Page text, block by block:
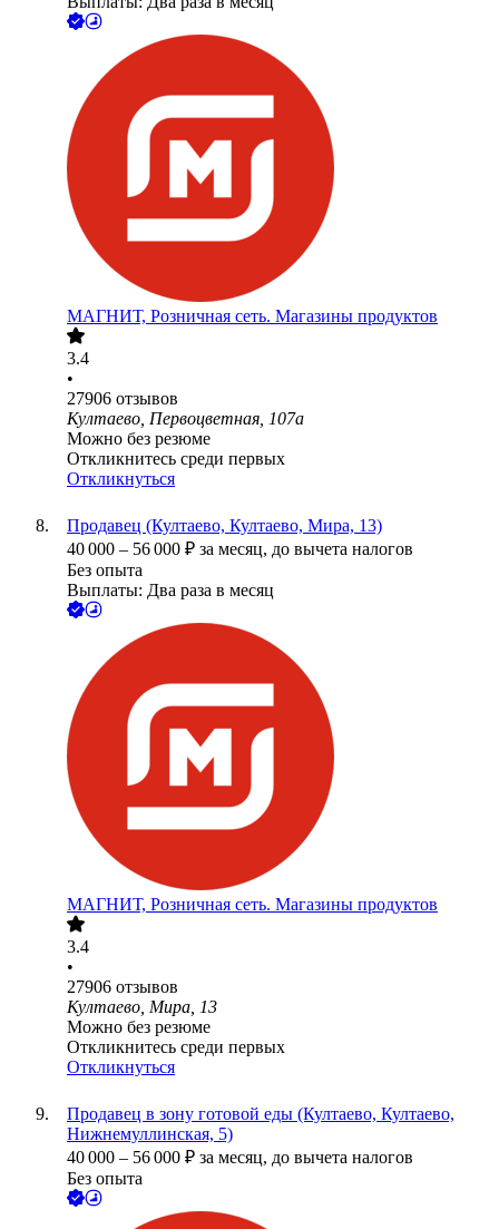
МАГНИТ, Розничная сеть. Магазины продуктов
3.4
•
27906 отзывов
Култаево, Первоцветная, 107а
Можно без резюме
Откликнитесь среди первых
Откликнуться
Продавец (Култаево, Култаево, Мира, 13)
40 000 – 56 000 ₽ за месяц, до вычета налогов
Без опыта
Выплаты: Два раза в месяц
МАГНИТ, Розничная сеть. Магазины продуктов
3.4
•
27906 отзывов
Култаево, Мира, 13
Можно без резюме
Откликнитесь среди первых
Откликнуться
Продавец в зону готовой еды (Култаево, Култаево,
Нижнемуллинская, 5)
40 000 – 56 000 ₽ за месяц, до вычета налогов
Без опыта